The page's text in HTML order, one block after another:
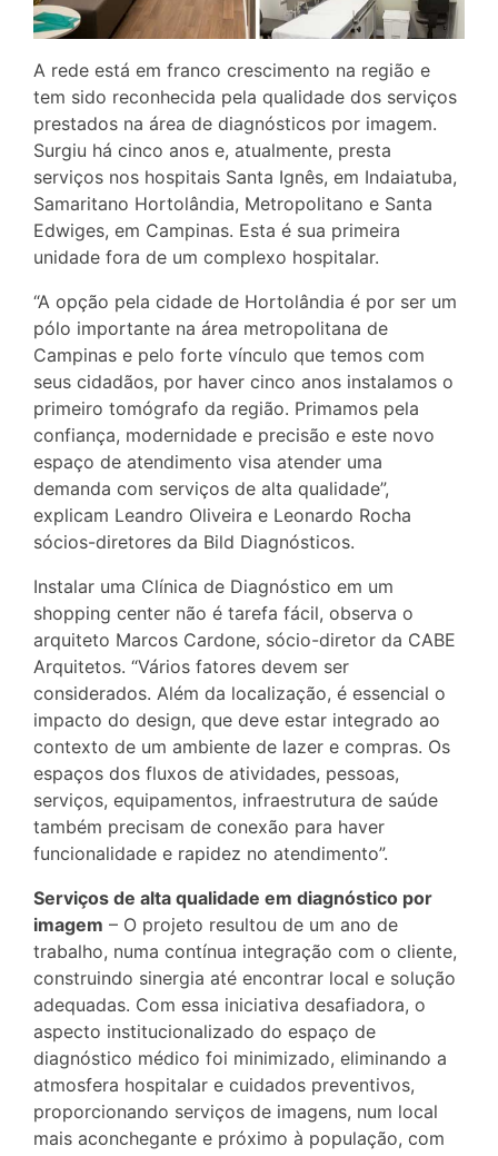
A rede está em franco crescimento na região e
tem sido reconhecida pela qualidade dos serviços
prestados na área de diagnósticos por imagem.
Surgiu há cinco anos e, atualmente, presta
serviços nos hospitais Santa Ignês, em Indaiatuba,
Samaritano Hortolândia, Metropolitano e Santa
Edwiges, em Campinas. Esta é sua primeira
unidade fora de um complexo hospitalar.
“A opção pela cidade de Hortolândia é por ser um
pólo importante na área metropolitana de
Campinas e pelo forte vínculo que temos com
seus cidadãos, por haver cinco anos instalamos o
primeiro tomógrafo da região. Primamos pela
confiança, modernidade e precisão e este novo
espaço de atendimento visa atender uma
demanda com serviços de alta qualidade”,
explicam Leandro Oliveira e Leonardo Rocha
sócios-diretores da Bild Diagnósticos.
Instalar uma Clínica de Diagnóstico em um
shopping center não é tarefa fácil, observa o
arquiteto Marcos Cardone, sócio-diretor da CABE
Arquitetos. “Vários fatores devem ser
considerados. Além da localização, é essencial o
impacto do design, que deve estar integrado ao
contexto de um ambiente de lazer e compras. Os
espaços dos fluxos de atividades, pessoas,
serviços, equipamentos, infraestrutura de saúde
também precisam de conexão para haver
funcionalidade e rapidez no atendimento”.
Serviços de alta qualidade em diagnóstico por
imagem – O projeto resultou de um ano de
trabalho, numa contínua integração com o cliente,
construindo sinergia até encontrar local e solução
adequadas. Com essa iniciativa desafiadora, o
aspecto institucionalizado do espaço de
diagnóstico médico foi minimizado, eliminando a
atmosfera hospitalar e cuidados preventivos,
proporcionando serviços de imagens, num local
mais aconchegante e próximo à população, com